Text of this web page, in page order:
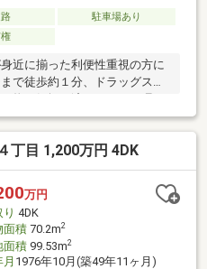
駐車場あり
近に揃った利便性重視の方に
で徒歩約１分、ドラッグスト
にありご家族の生活動線も整
スペースを確保しており、お
い勝手を広げることも可能で
ごとに表情を変える景色を楽
すさと穏やかな住環境を兼ね
丁目 1,200万円 4DK
万円
り 4DK
面積70.2m2
面積99.53m2
1976年10月(築49年11ヶ月)